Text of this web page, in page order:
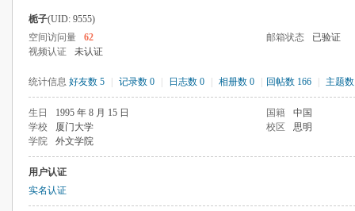
栀子(UID: 9555)
空间访问量
62 邮箱状态
已验证
视频认证
未认证
统计信息 好友数 5 记录数 0 日志数 0 相册数 0 回帖数 166 主题
生日 1995 年 8 月 15 日 国籍
中国
学校
厦门大学 校区
思明
学院
外文学院
用户认证
实名认证